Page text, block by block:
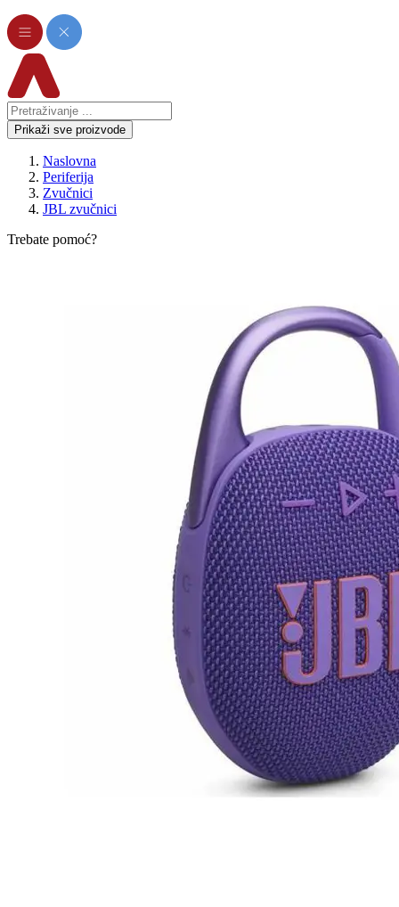
Prikaži sve proizvode
Naslovna
Periferija
Zvučnici
JBL zvučnici
Trebate pomoć?